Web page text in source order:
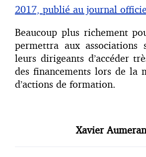
2017, publié au journal
Beaucoup plus richement
permettra aux associations
leurs dirigeants d’accéder
des financements lors de la
d’actions de formation.
Xavier Aumeran